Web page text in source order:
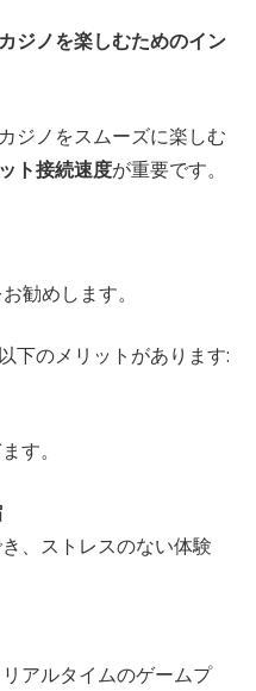
ジノを楽しむためのイン
ジノをスムーズに楽しむ
ト接続速度が重要です。
勧めします。
下のメリットがあります:
す。
、ストレスのない体験
アルタイムのゲームプ